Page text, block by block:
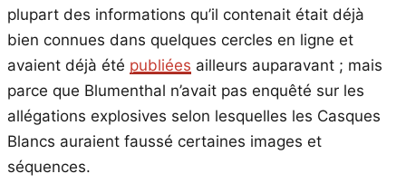
plupart des informations qu’il contenait était déjà
bien connues dans quelques cercles en ligne et
avaient déjà été publiées ailleurs auparavant ; mais
parce que Blumenthal n’avait pas enquêté sur les
allégations explosives selon lesquelles les Casques
Blancs auraient faussé certaines images et
séquences.